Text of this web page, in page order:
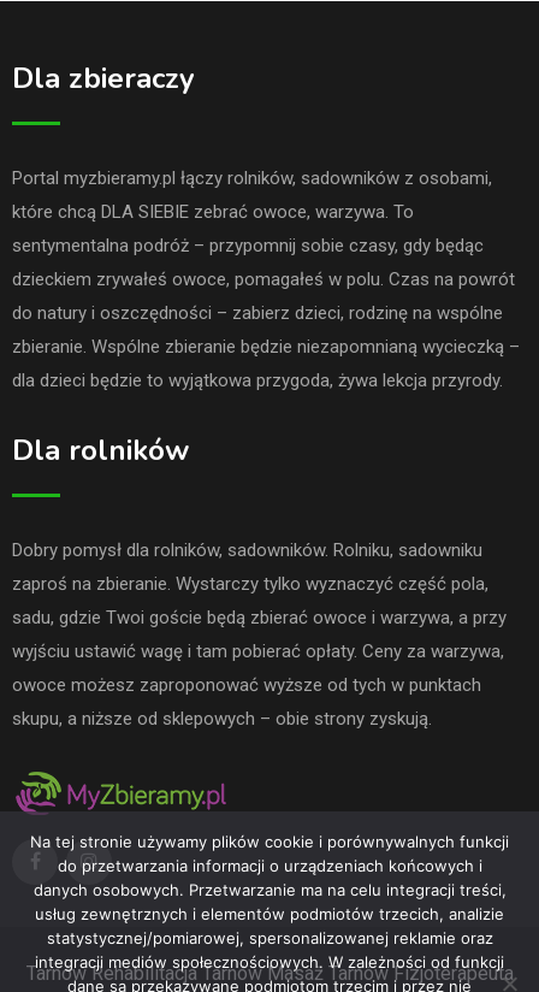
Dla zbieraczy
Portal myzbieramy.pl łączy rolników, sadowników z osobami,
które chcą DLA SIEBIE zebrać owoce, warzywa. To
sentymentalna podróż – przypomnij sobie czasy, gdy będąc
dzieckiem zrywałeś owoce, pomagałeś w polu. Czas na powrót
do natury i oszczędności – zabierz dzieci, rodzinę na wspólne
zbieranie. Wspólne zbieranie będzie niezapomnianą wycieczką –
dla dzieci będzie to wyjątkowa przygoda, żywa lekcja przyrody.
Dla rolników
Dobry pomysł dla rolników, sadowników. Rolniku, sadowniku
zaproś na zbieranie. Wystarczy tylko wyznaczyć część pola,
sadu, gdzie Twoi goście będą zbierać owoce i warzywa, a przy
wyjściu ustawić wagę i tam pobierać opłaty. Ceny za warzywa,
owoce możesz zaproponować wyższe od tych w punktach
skupu, a niższe od sklepowych – obie strony zyskują.
Tarnów Rehabilitacja Tarnów Masaż Tarnów Fizjoterapeuta
Na tej stronie używamy plików cookie i porównywalnych funkcji
do przetwarzania informacji o urządzeniach końcowych i
danych osobowych. Przetwarzanie ma na celu integracji treści,
usług zewnętrznych i elementów podmiotów trzecich, analizie
statystycznej/pomiarowej, spersonalizowanej reklamie oraz
integracji mediów społecznościowych. W zależności od funkcji
dane są przekazywane podmiotom trzecim i przez nie